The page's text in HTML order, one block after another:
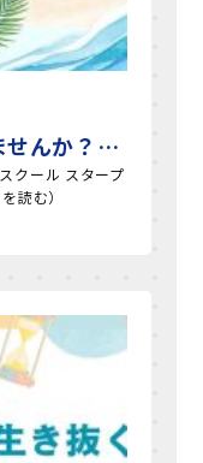
せんか？…
クール スタープ
読む）